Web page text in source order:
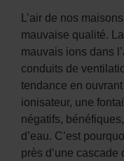
L’air de nos
mauvaise qualité.
mauvais ions dans
conduits de
tendance en
ionisateur, une
négatifs,
d’eau. C’est
près d’une cascade